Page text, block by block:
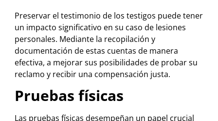
Preservar el testimonio de los testigos puede tener
un impacto significativo en su caso de lesiones
personales. Mediante la recopilación y
documentación de estas cuentas de manera
efectiva, a mejorar sus posibilidades de probar su
reclamo y recibir una compensación justa.
Pruebas físicas
Las pruebas físicas desempeñan un papel crucial